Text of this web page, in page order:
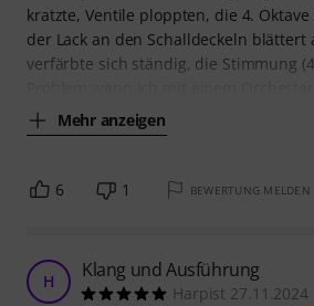
kratzte, Ventile ploppten, die 4.
der Lack an den Schalldeckeln blättert
verfärbte sich ständig, die Stimmung
Mehr anzeigen
6 1 BEWERTUNG MELDEN
H Klang und Ausführung
Harpist 27.11.2024